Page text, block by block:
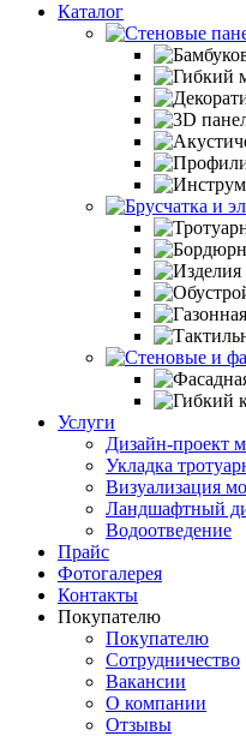
Каталог
Услуги
Дизайн-проект
Укладка
Визуализация
Ландшафтный
Водоотведение
Прайс
Фотогалерея
Контакты
Покупателю
Покупателю
Сотрудничество
Вакансии
О компании
Отзывы